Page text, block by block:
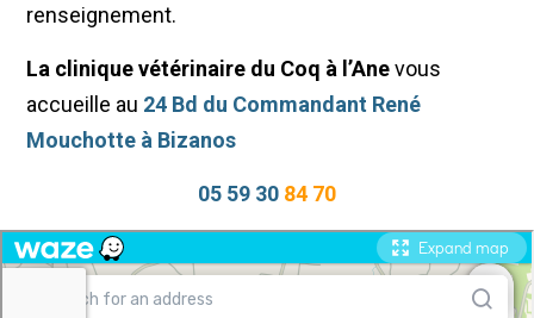
renseignement.
La clinique vétérinaire du Coq à l’Anevous
accueille au 24 Bd du Commandant René
Mouchotte à Bizanos
05 59 30 84 70